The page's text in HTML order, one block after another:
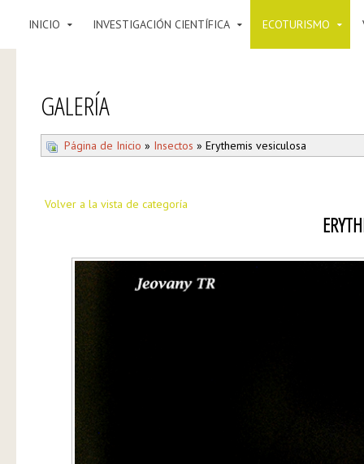
INICIO INVESTIGACIÓN CIENTÍFICA ECOTURISMO
GALERÍA
Página de Inicio » Insectos » Erythemis vesiculosa
Volver a la vista de categoría